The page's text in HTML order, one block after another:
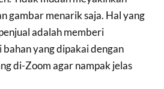
gambar menarik saja. Hal yang
adalah memberi
yang dipakai dengan
di-Zoom agar nampak jelas